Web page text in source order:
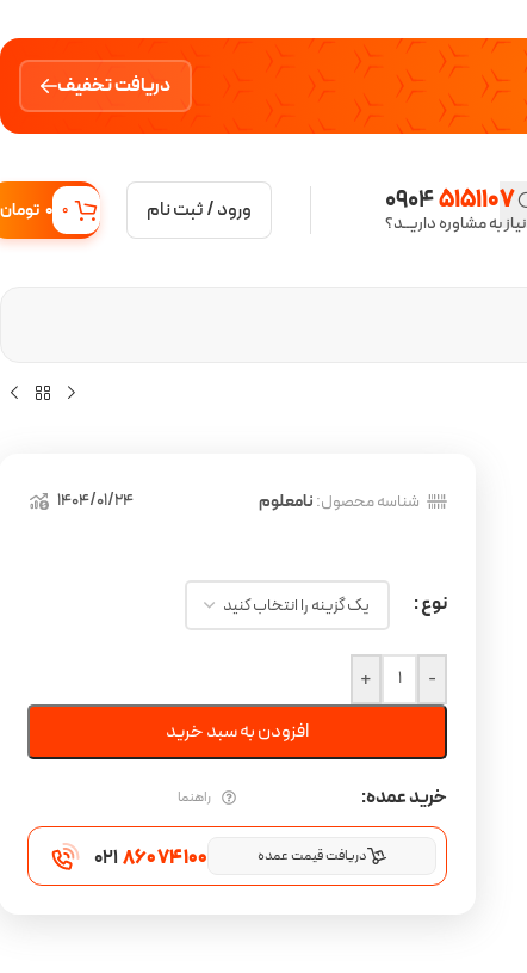
دریافت تخفیف
09045151107
نیاز به مشاوره داریــد؟ ورود / ثبت نام 0
0 تومان
شناسه محصول:نامعلوم 1404/01/24
نوع
-
+
افزودن به سبد خرید
خرید عمده: راهنما
دریافت قیمت عمده 021 860 74 100